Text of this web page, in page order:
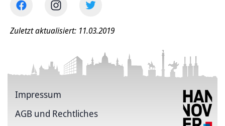
Zuletzt aktualisiert: 11.03.2019
Impressum
AGB und Rechtliches